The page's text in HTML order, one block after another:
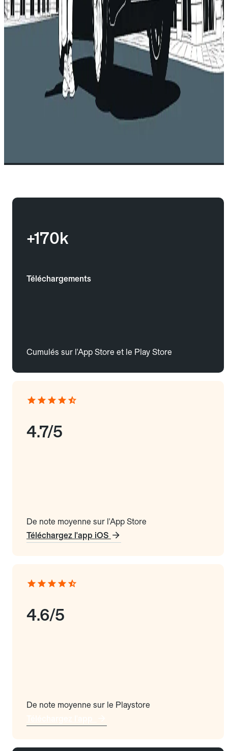
+170k
Téléchargements
Cumulés sur l'App Store et le Play Store
4.7/5
De note moyenne sur l'App Store
Téléchargez l'app iOS
4.6/5
De note moyenne sur le Playstore